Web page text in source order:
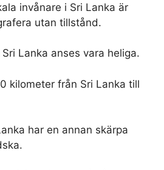
invånare i Sri Lanka är
utan tillstånd.
Lanka anses vara heliga.
kilometer från Sri Lanka till
har en annan skärpa